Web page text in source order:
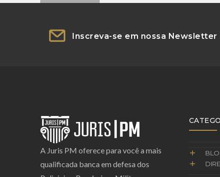
Inscreva-se em nossa Newsletter
A Juris PM oferece para você a mais
qualificada banca em defesa dos